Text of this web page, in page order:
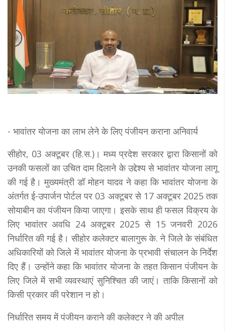
- भावांतर योजना का लाभ लेने के लिए पंजीयन कराना अनिवार्य
सीहोर, 03 अक्टूबर (हि.स.)। मध्य प्रदेश सरकार द्वारा किसानों को
उनकी फसलों का उचित दाम दिलाने के उद्देश्य से भावांतर योजना लागू
की गई है। मुख्यमंत्री डॉ मोहन यादव ने कहा कि भावांतर योजना के
अंतर्गत ई-उपार्जन पोर्टल पर 03 अक्टूबर से 17 अक्टूबर 2025 तक
सोयाबीन का पंजीयन किया जाएगा। इसके साथ ही फसल विक्रय के
लिए भावांतर अवधि 24 अक्टूबर 2025 से 15 जनवरी 2026
निर्धारित की गई है। सीहोर कलेक्टर बालागुरू के. ने जिले के संबंधित
अधिकारियों को जिले में भावांतर योजना के प्रभावी संचालन के निर्देश
दिए हैं। उन्होंने कहा कि भावांतर योजना के तहत किसान पंजीयन के
लिए जिले में सभी व्यवस्थाएं सुनिश्चित की जाएं। ताकि किसानों को
किसी प्रकार की परेशान न हो।
निर्धारित समय में पंजीयन कराने की कलेक्टर ने की अपील